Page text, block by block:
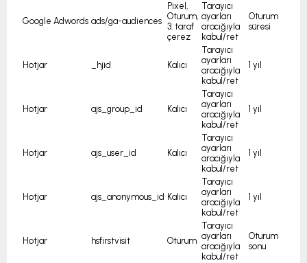
Google Adwords ads/ga-audiences
Pixel,
Oturum,
3. taraf
çerez
Tarayıcı
ayarları
aracığıyla
kabul/ret
Oturum
süresi
Hotjar _hjid Kalıcı
Tarayıcı
ayarları
aracığıyla
kabul/ret
1 yıl
Hotjar ajs_group_id Kalıcı
Tarayıcı
ayarları
aracığıyla
kabul/ret
1 yıl
Hotjar ajs_user_id Kalıcı
Tarayıcı
ayarları
aracığıyla
kabul/ret
1 yıl
Hotjar ajs_anonymous_id Kalıcı
Tarayıcı
ayarları
aracığıyla
kabul/ret
1 yıl
Hotjar hsfirstvisit Oturum
Tarayıcı
ayarları
aracığıyla
kabul/ret
Oturum
sonu